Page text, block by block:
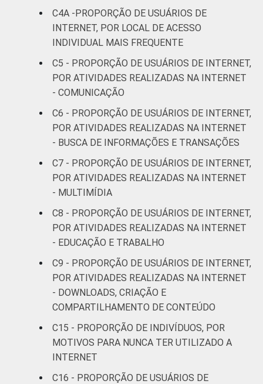
60 anos ou
mais
28
Renda
familiar
Até 1 SM 43
Mais de 1
SM até 2 SM
Mais de 2
61 58
Mais de 3
SM até 5 SM
59 62
Mais de 5
SM até 10
69 65
Mais de 10
SM
63 58
Classe
social
A 48
B 66 64
C4A -PROPORÇÃO DE USUÁRIOS DE
INTERNET, POR LOCAL DE ACESSO
INDIVIDUAL MAIS FREQUENTE
C5 - PROPORÇÃO DE USUÁRIOS DE INTERNET,
POR ATIVIDADES REALIZADAS NA INTERNET
- COMUNICAÇÃO
C6 - PROPORÇÃO DE USUÁRIOS DE INTERNET,
POR ATIVIDADES REALIZADAS NA INTERNET
- BUSCA DE INFORMAÇÕES E TRANSAÇÕES
C7 - PROPORÇÃO DE USUÁRIOS DE INTERNET,
POR ATIVIDADES REALIZADAS NA INTERNET
- MULTIMÍDIA
C8 - PROPORÇÃO DE USUÁRIOS DE INTERNET,
POR ATIVIDADES REALIZADAS NA INTERNET
- EDUCAÇÃO E TRABALHO
C9 - PROPORÇÃO DE USUÁRIOS DE INTERNET,
POR ATIVIDADES REALIZADAS NA INTERNET
- DOWNLOADS, CRIAÇÃO E
COMPARTILHAMENTO DE CONTEÚDO
C15 - PROPORÇÃO DE INDIVÍDUOS, POR
MOTIVOS PARA NUNCA TER UTILIZADO A
INTERNET
C16 - PROPORÇÃO DE USUÁRIOS DE